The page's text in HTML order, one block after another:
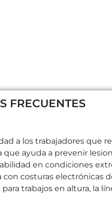
FRECUENTES
a los trabajadores que
ayuda a prevenir
en condiciones
costuras electrónicas
trabajos en altura, la